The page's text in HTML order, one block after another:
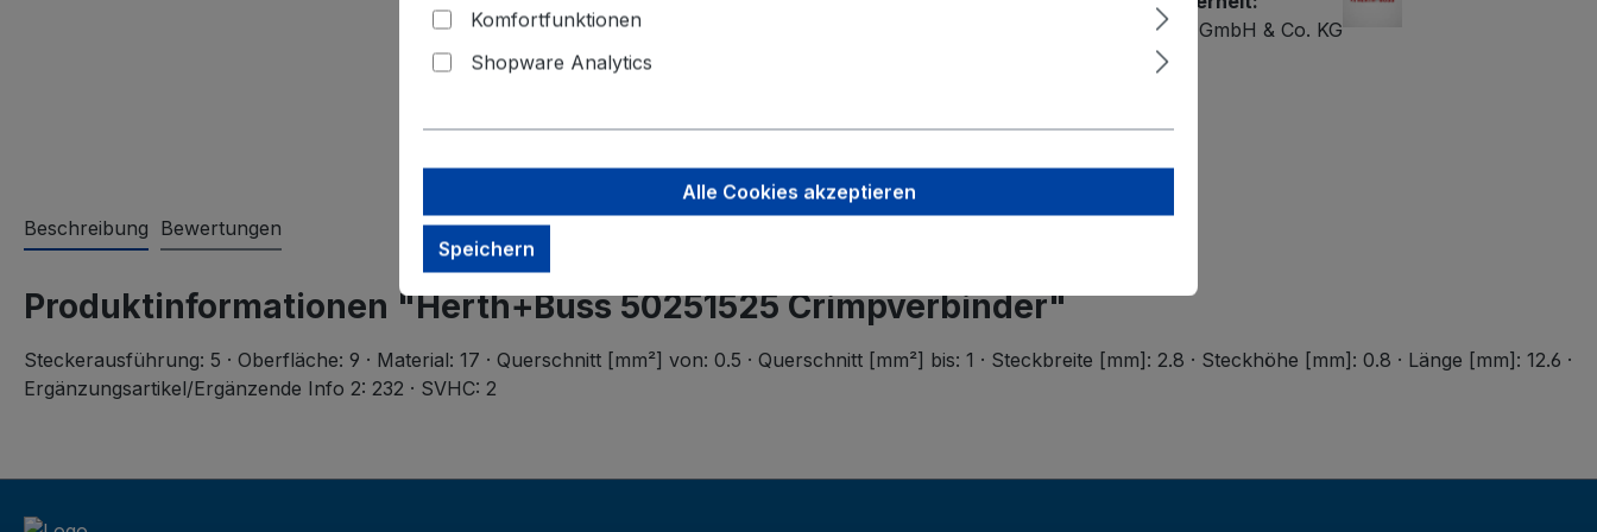
Herth+Buss Fahrzeugteile GmbH & Co. KG
Beschreibung Bewertungen
Produktinformationen "Herth+Buss 50251525 Crimpverbinder"
Steckerausführung: 5 · Oberfläche: 9 · Material: 17 · Querschnitt [mm²] von: 0.5 · Querschnitt [mm²] bis: 1 · Steckbreite [mm]: 2.8 · Steckhöhe [mm]: 0.8 · Länge [mm]: 12.6 ·
Ergänzungsartikel/Ergänzende Info 2: 232 · SVHC: 2
Komfortfunktionen
Shopware Analytics
Alle Cookies akzeptieren
Speichern